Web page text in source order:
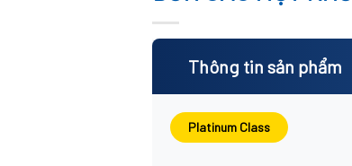
Thông tin sản phẩm
Platinum Class